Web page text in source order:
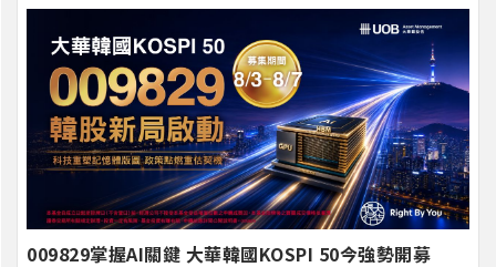
009829掌握AI關鍵 大華韓國KOSPI 50今強勢開募